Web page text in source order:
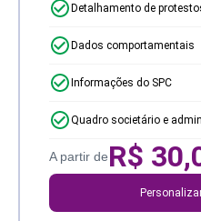
Detalhamento de
Dados comportamentais
Informações do SPC
Quadro societário e
A partir deR$